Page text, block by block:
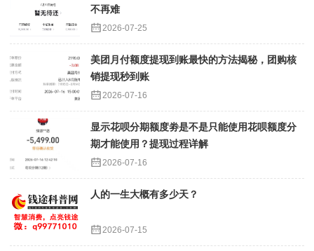
不再难
2026-07-25
美团月付额度提现到账最快的方法揭秘，团购核
销提现秒到账
2026-07-16
显示花呗分期额度劵是不是只能使用花呗额度分
期才能使用？提现过程详解
2026-07-16
人的一生大概有多少天？
2026-07-15